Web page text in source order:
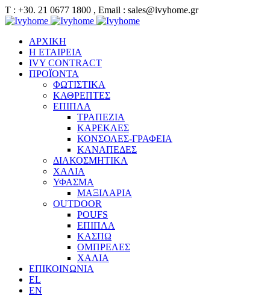
Τ : +30. 21 0677 1800 , Email : sales@ivyhome.gr
ΑΡΧΙΚΗ
Η ΕΤΑΙΡΕΙΑ
IVY CONTRACT
ΠΡΟΪΟΝΤΑ
ΦΩΤΙΣΤΙΚΑ
ΚΑΘΡΕΠΤΕΣ
ΕΠΙΠΛΑ
ΤΡΑΠΕΖΙΑ
ΚΑΡΕΚΛΕΣ
ΚΟΝΣΟΛΕΣ-ΓΡΑΦΕΙΑ
ΚΑΝΑΠΕΔΕΣ
ΔΙΑΚΟΣΜΗΤΙΚΑ
ΧΑΛΙΑ
ΥΦΑΣΜΑ
ΜΑΞΙΛΑΡΙΑ
OUTDOOR
POUFS
ΕΠΙΠΛΑ
ΚΑΣΠΩ
ΟΜΠΡΕΛΕΣ
ΧΑΛΙΑ
ΕΠΙΚΟΙΝΩΝΙΑ
EL
EN